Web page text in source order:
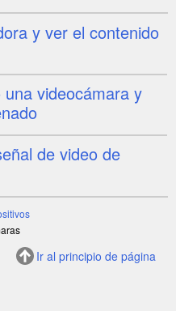
y ver el contenido
videocámara y
de video de
Ir al principio de página